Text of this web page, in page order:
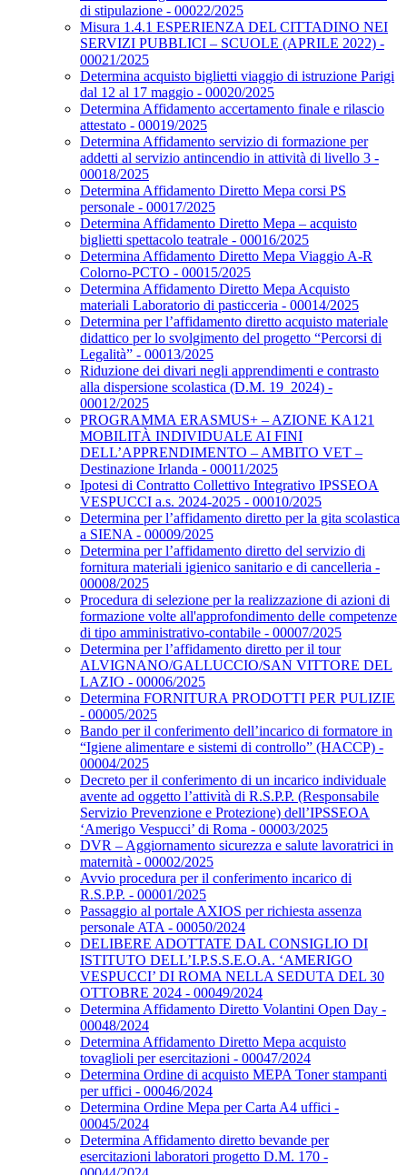
di stipulazione - 00022/2025
Misura 1.4.1 ESPERIENZA DEL CITTADINO NEI
SERVIZI PUBBLICI – SCUOLE (APRILE 2022) -
00021/2025
Determina acquisto biglietti viaggio di istruzione Parigi
dal 12 al 17 maggio - 00020/2025
Determina Affidamento accertamento finale e rilascio
attestato - 00019/2025
Determina Affidamento servizio di formazione per
addetti al servizio antincendio in attività di livello 3 -
00018/2025
Determina Affidamento Diretto Mepa corsi PS
personale - 00017/2025
Determina Affidamento Diretto Mepa – acquisto
biglietti spettacolo teatrale - 00016/2025
Determina Affidamento Diretto Mepa Viaggio A-R
Colorno-PCTO - 00015/2025
Determina Affidamento Diretto Mepa Acquisto
materiali Laboratorio di pasticceria - 00014/2025
Determina per l’affidamento diretto acquisto materiale
didattico per lo svolgimento del progetto “Percorsi di
Legalità” - 00013/2025
Riduzione dei divari negli apprendimenti e contrasto
alla dispersione scolastica (D.M. 19_2024) -
00012/2025
PROGRAMMA ERASMUS+ – AZIONE KA121
MOBILITÀ INDIVIDUALE AI FINI
DELL’APPRENDIMENTO – AMBITO VET –
Destinazione Irlanda - 00011/2025
Ipotesi di Contratto Collettivo Integrativo IPSSEOA
VESPUCCI a.s. 2024-2025 - 00010/2025
Determina per l’affidamento diretto per la gita scolastica
a SIENA - 00009/2025
Determina per l’affidamento diretto del servizio di
fornitura materiali igienico sanitario e di cancelleria -
00008/2025
Procedura di selezione per la realizzazione di azioni di
formazione volte all'approfondimento delle competenze
di tipo amministrativo-contabile - 00007/2025
Determina per l’affidamento diretto per il tour
ALVIGNANO/GALLUCCIO/SAN VITTORE DEL
LAZIO - 00006/2025
Determina FORNITURA PRODOTTI PER PULIZIE
- 00005/2025
Bando per il conferimento dell’incarico di formatore in
“Igiene alimentare e sistemi di controllo” (HACCP) -
00004/2025
Decreto per il conferimento di un incarico individuale
avente ad oggetto l’attività di R.S.P.P. (Responsabile
Servizio Prevenzione e Protezione) dell’IPSSEOA
‘Amerigo Vespucci’ di Roma - 00003/2025
DVR – Aggiornamento sicurezza e salute lavoratrici in
maternità - 00002/2025
Avvio procedura per il conferimento incarico di
R.S.P.P. - 00001/2025
Passaggio al portale AXIOS per richiesta assenza
personale ATA - 00050/2024
DELIBERE ADOTTATE DAL CONSIGLIO DI
ISTITUTO DELL’I.P.S.S.E.O.A. ‘AMERIGO
VESPUCCI’ DI ROMA NELLA SEDUTA DEL 30
OTTOBRE 2024 - 00049/2024
Determina Affidamento Diretto Volantini Open Day -
00048/2024
Determina Affidamento Diretto Mepa acquisto
tovaglioli per esercitazioni - 00047/2024
Determina Ordine di acquisto MEPA Toner stampanti
per uffici - 00046/2024
Determina Ordine Mepa per Carta A4 uffici -
00045/2024
Determina Affidamento diretto bevande per
esercitazioni laboratori progetto D.M. 170 -